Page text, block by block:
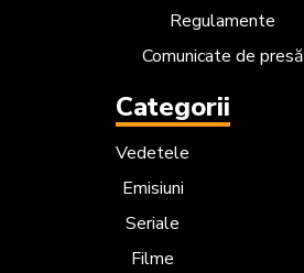
Regulamente
Comunicate de presă
Categorii
Vedetele
Emisiuni
Seriale
Filme